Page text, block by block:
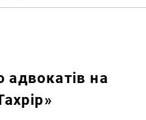
адвокатів на